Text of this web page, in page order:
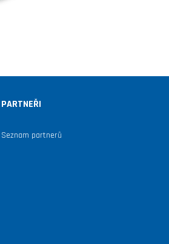
PARTNEŘI
Seznam partnerů